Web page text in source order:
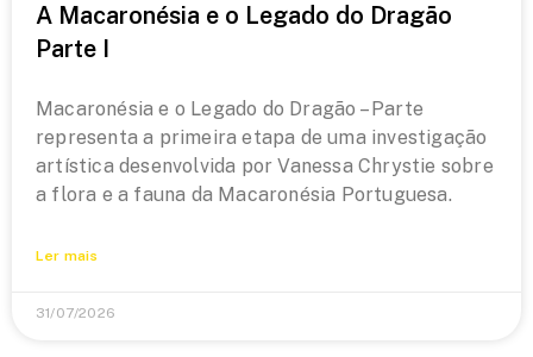
A Macaronésia e o Legado do Dragão
Parte I
Macaronésia e o Legado do Dragão – Parte
representa a primeira etapa de uma investigação
artística desenvolvida por Vanessa Chrystie sobre
a flora e a fauna da Macaronésia Portuguesa.
Ler mais
31/07/2026